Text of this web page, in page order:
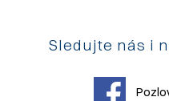
Sledujte nás i